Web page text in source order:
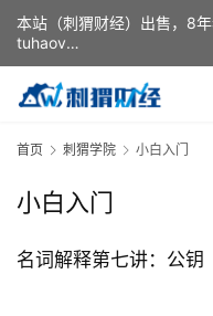
首页 刺猬学院 小白入门
小白入门
名词解释第七讲：公钥
本站（刺猬财经）出售，8
tuhaov
This website (ciweicaijing)
website. If you need it,